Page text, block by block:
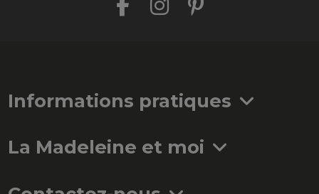
Informations pratiques
La Madeleine et moi